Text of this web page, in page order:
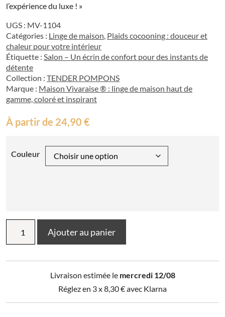
l’expérience du luxe ! »
UGS : MV-1104
Catégories : Linge de maison, Plaids cocooning : douceur et
chaleur pour votre intérieur
Étiquette : Salon – Un écrin de confort pour des instants de
détente
Collection : TENDER POMPONS
Marque : Maison Vivaraise ® : linge de maison haut de
gamme, coloré et inspirant
À partir de 24,90 €
Couleur
Plaid
Ajouter au panier
Livraison estimée le mercredi 12/08
Réglez en 3 x8,30€avec Klarna